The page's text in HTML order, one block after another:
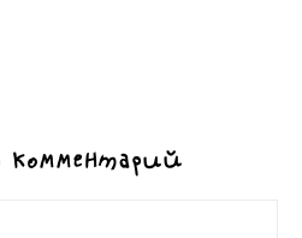
комментарий